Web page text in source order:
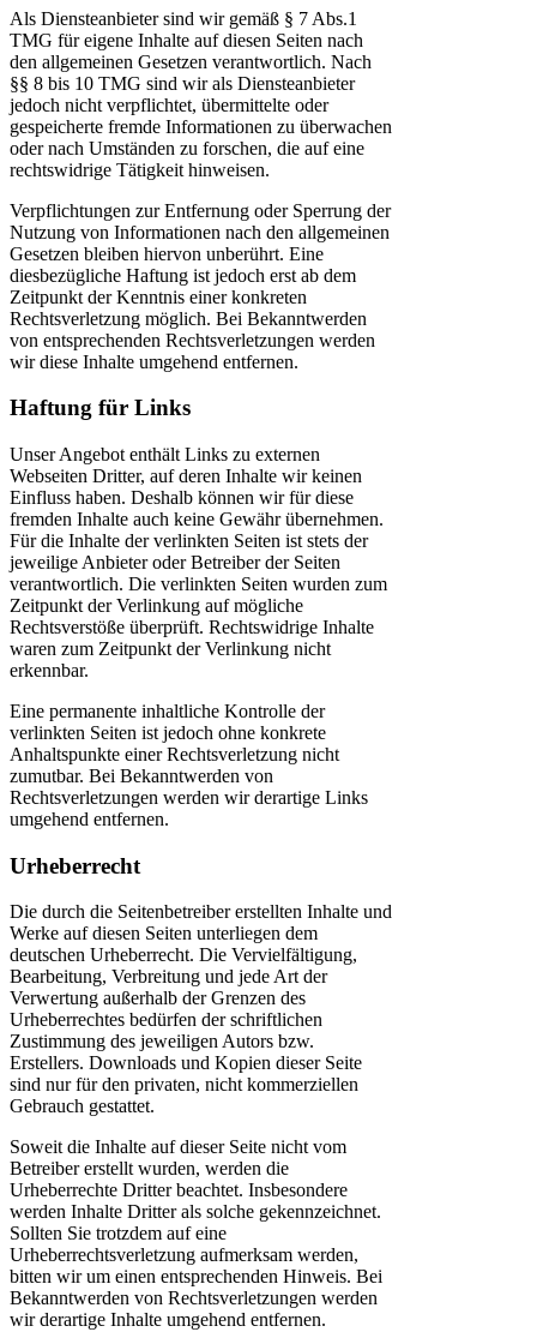
Als Diensteanbieter sind wir gemäß § 7 Abs.1
TMG für eigene Inhalte auf diesen Seiten nach
den allgemeinen Gesetzen verantwortlich. Nach
§§ 8 bis 10 TMG sind wir als Diensteanbieter
jedoch nicht verpflichtet, übermittelte oder
gespeicherte fremde Informationen zu überwachen
oder nach Umständen zu forschen, die auf eine
rechtswidrige Tätigkeit hinweisen.
Verpflichtungen zur Entfernung oder Sperrung der
Nutzung von Informationen nach den allgemeinen
Gesetzen bleiben hiervon unberührt. Eine
diesbezügliche Haftung ist jedoch erst ab dem
Zeitpunkt der Kenntnis einer konkreten
Rechtsverletzung möglich. Bei Bekanntwerden
von entsprechenden Rechtsverletzungen werden
wir diese Inhalte umgehend entfernen.
Haftung für Links
Unser Angebot enthält Links zu externen
Webseiten Dritter, auf deren Inhalte wir keinen
Einfluss haben. Deshalb können wir für diese
fremden Inhalte auch keine Gewähr übernehmen.
Für die Inhalte der verlinkten Seiten ist stets der
jeweilige Anbieter oder Betreiber der Seiten
verantwortlich. Die verlinkten Seiten wurden zum
Zeitpunkt der Verlinkung auf mögliche
Rechtsverstöße überprüft. Rechtswidrige Inhalte
waren zum Zeitpunkt der Verlinkung nicht
erkennbar.
Eine permanente inhaltliche Kontrolle der
verlinkten Seiten ist jedoch ohne konkrete
Anhaltspunkte einer Rechtsverletzung nicht
zumutbar. Bei Bekanntwerden von
Rechtsverletzungen werden wir derartige Links
umgehend entfernen.
Urheberrecht
Die durch die Seitenbetreiber erstellten Inhalte und
Werke auf diesen Seiten unterliegen dem
deutschen Urheberrecht. Die Vervielfältigung,
Bearbeitung, Verbreitung und jede Art der
Verwertung außerhalb der Grenzen des
Urheberrechtes bedürfen der schriftlichen
Zustimmung des jeweiligen Autors bzw.
Erstellers. Downloads und Kopien dieser Seite
sind nur für den privaten, nicht kommerziellen
Gebrauch gestattet.
Soweit die Inhalte auf dieser Seite nicht vom
Betreiber erstellt wurden, werden die
Urheberrechte Dritter beachtet. Insbesondere
werden Inhalte Dritter als solche gekennzeichnet.
Sollten Sie trotzdem auf eine
Urheberrechtsverletzung aufmerksam werden,
bitten wir um einen entsprechenden Hinweis. Bei
Bekanntwerden von Rechtsverletzungen werden
wir derartige Inhalte umgehend entfernen.